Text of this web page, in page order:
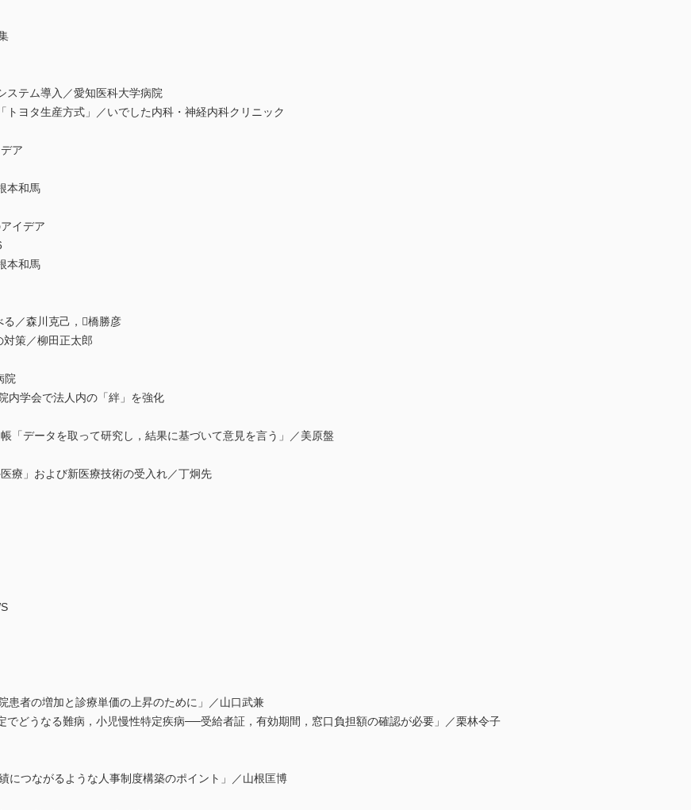
ステム導入／愛知医科大学病院
トヨタ生産方式」／いでした内科・神経内科クリニック
ア
本和馬
イデア
本和馬
る／森川克己，橋勝彦
対策／柳田正太郎
院
学会で法人内の「絆」を強化
「データを取って研究し，結果に基づいて意見を言う」／美原盤
」および新医療技術の受入れ／丁炯先
患者の増加と診療単価の上昇のために」／山口武兼
でどうなる難病，小児慢性特定疾病──受給者証，有効期間，窓口負担額の確認が必要」／栗林令子
につながるような人事制度構築のポイント」／山根匡博